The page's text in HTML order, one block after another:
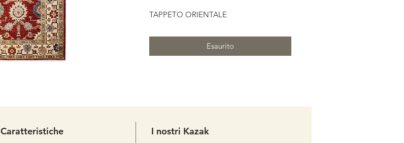
TAPPETO ORIENTALE
Annodato a mano.
Esaurito
Caratteristiche I nostri Kazak